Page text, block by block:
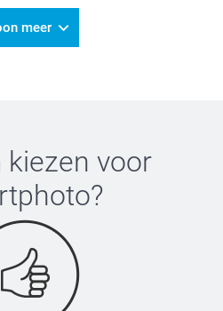
meer
kiezen voor
?